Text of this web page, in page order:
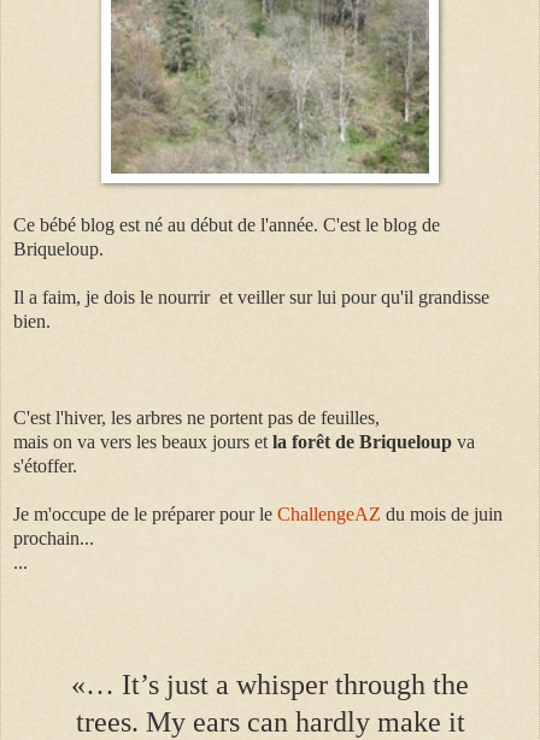
Ce bébé blog est né au début de l'année. C'est le blog de
Briqueloup.
Il a faim, je dois le nourrir et veiller sur lui pour qu'il grandisse
bien.
C'est l'hiver, les arbres ne portent pas de feuilles,
mais on va vers les beaux jours et la forêt de Briqueloup va
s'étoffer.
Je m'occupe de le préparer pour le ChallengeAZ du mois de juin
prochain...
...
«… It’s just a whisper through the
trees. My ears can hardly make it